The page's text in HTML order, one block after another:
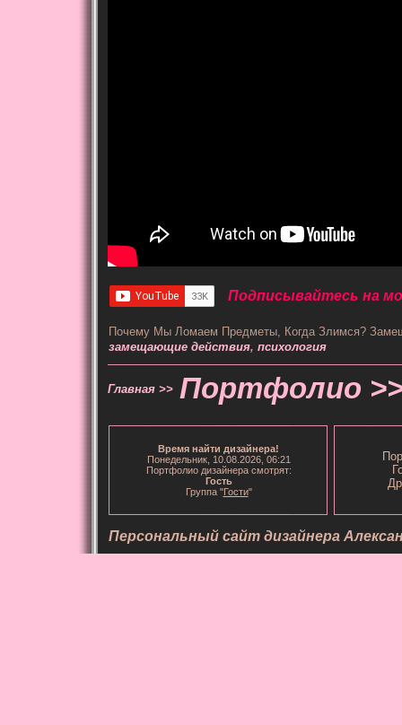
Подписывайтесь на
Почему Мы Ломаем Предметы, Когда Злимся?
замещающие действия, психология
Главная >> Портфолио
Время найти дизайнера!
Понедельник, 10.08.2026, 06:21
Портфолио дизайнера смотрят:
Гость
Группа "Гости"
Персональный сайт дизайнера